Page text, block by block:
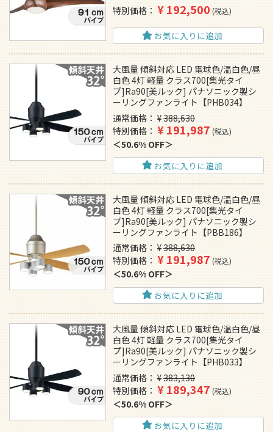
特別価格
¥192,500 税込
お気に入りに追加
大風量 傾斜対応 LED 電球色/温白色/昼
白色 4灯 軽量 クラス700[集光タイ
プ]Ra90[美ルック] パナソニック製シ
ーリングファンライト【PHB034】
通常価格
¥388,630
特別価格
¥191,987 税込
50.6% OFF
お気に入りに追加
大風量 傾斜対応 LED 電球色/温白色/昼
白色 4灯 軽量 クラス700[集光タイ
プ]Ra90[美ルック] パナソニック製シ
ーリングファンライト【PBB186】
通常価格
¥388,630
特別価格
¥191,987 税込
50.6% OFF
お気に入りに追加
大風量 傾斜対応 LED 電球色/温白色/昼
白色 4灯 軽量 クラス700[集光タイ
プ]Ra90[美ルック] パナソニック製シ
ーリングファンライト【PHB033】
通常価格
¥383,130
特別価格
¥189,347 税込
50.6% OFF
お気に入りに追加